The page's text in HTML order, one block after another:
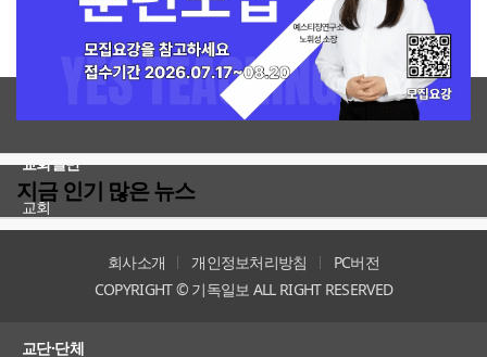
지금 인기 많은 뉴스
회사소개 개인정보처리방침
PC버전
COPYRIGHT © 기독일보 ALL RIGHT RESERVED
교회일반
교회
교단·단체